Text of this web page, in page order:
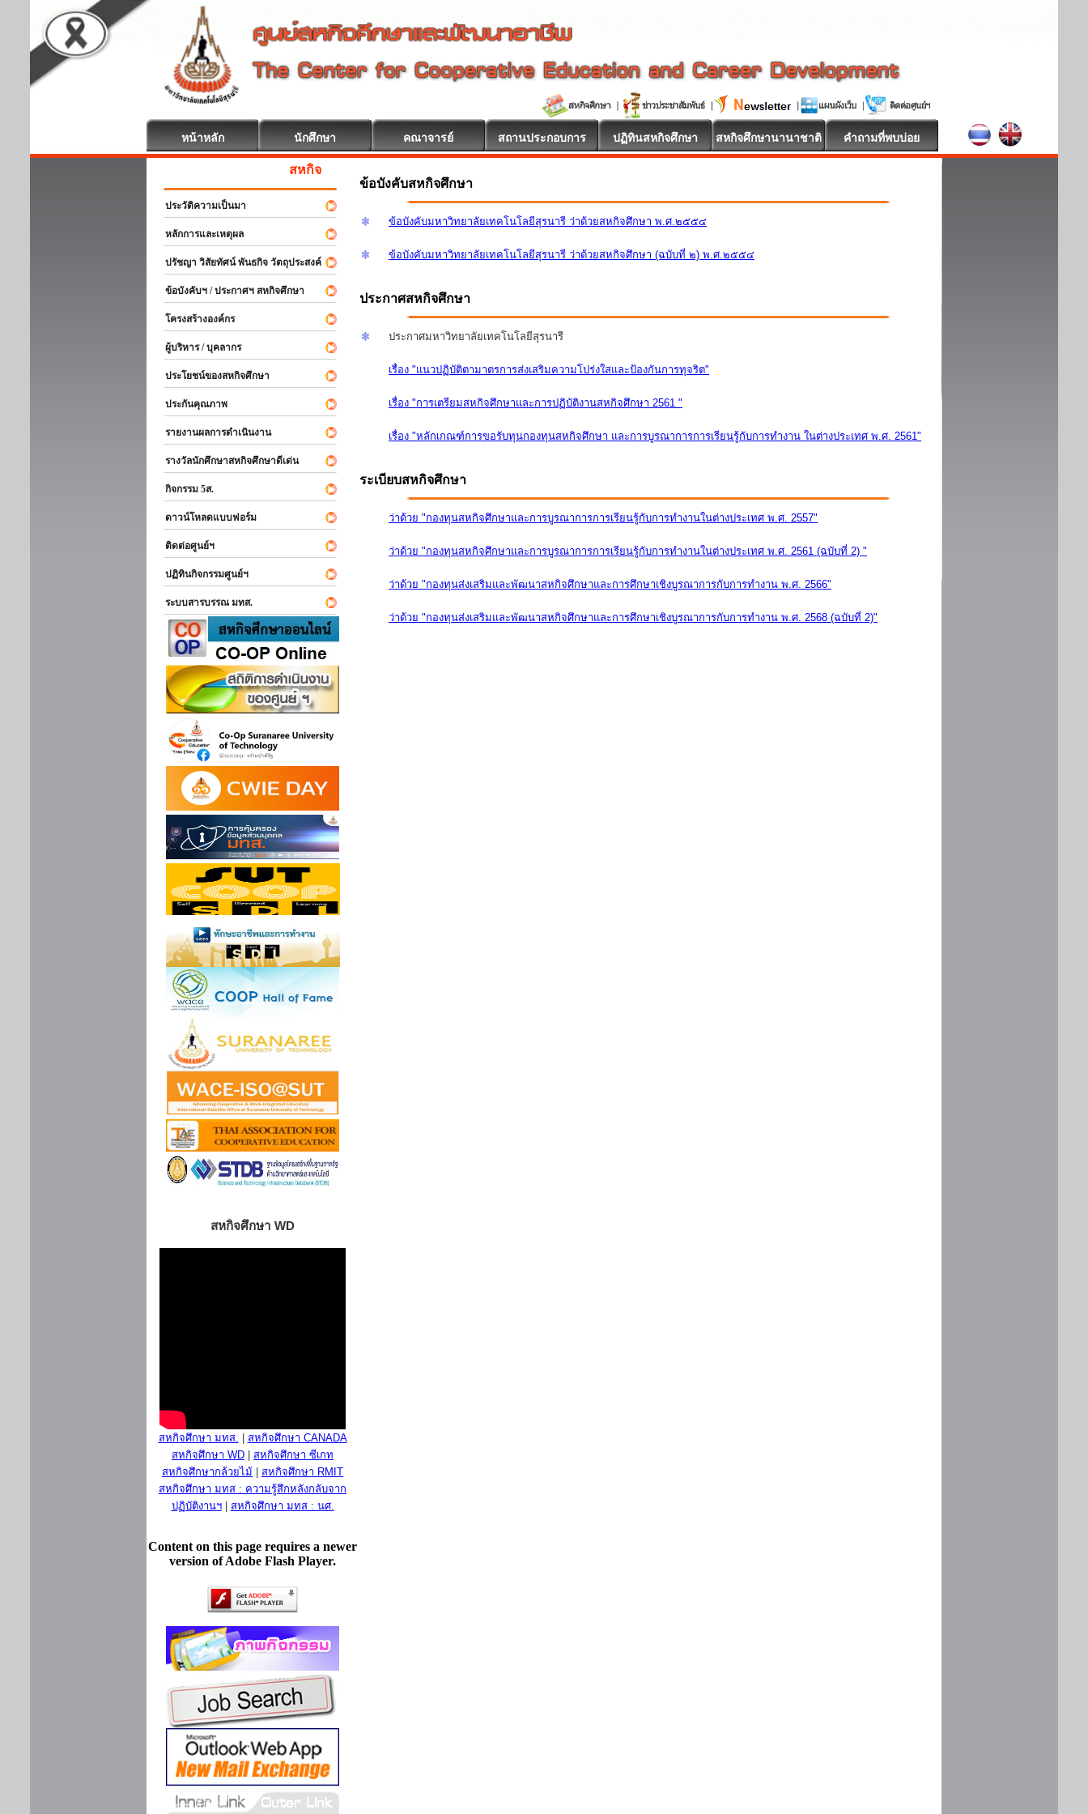
หน้าหลัก นักศึกษา คณาจารย์ สถานประกอบการ ปฏิทินสหกิจศึกษา สหกิจศึกษานานาชาติ คำถามที่พบบ่อย
สหกิจศึกษา ยินดีต้อนรับ
ประวัติความเป็นมา
หลักการและเหตุผล
ปรัชญา วิสัยทัศน์ พันธกิจ วัตถุประสงค์
ข้อบังคับฯ / ประกาศฯ สหกิจศึกษา
โครงสร้างองค์กร
ผู้บริหาร / บุคลากร
ประโยชน์ของสหกิจศึกษา
ประกันคุณภาพ
รายงานผลการดำเนินงาน
รางวัลนักศึกษาสหกิจศึกษาดีเด่น
กิจกรรม 5ส.
ดาวน์โหลดแบบฟอร์ม
ติดต่อศูนย์ฯ
ปฏิทินกิจกรรมศูนย์ฯ
ระบบสารบรรณ มทส.
สหกิจศึกษา WD
สหกิจศึกษา มทส.
สหกิจศึกษา CANADA
สหกิจศึกษา WD
สหกิจศึกษา ซีเกท
สหกิจศึกษากล้วยไม้
สหกิจศึกษา RMIT
สหกิจศึกษา มทส : ความรู้สึกหลังกลับจาก
ปฏิบัติงานฯ| สหกิจศึกษา มทส : นศ.
Content on this page requires a newer
version of Adobe Flash Player.
ข้อบังคับสหกิจศึกษา
ข้อบังคับมหาวิทยาลัยเทคโนโลยีสุรนารี ว่าด้วยสหกิจศึกษา พ.ศ.๒๕๕๔
ข้อบังคับมหาวิทยาลัยเทคโนโลยีสุรนารี ว่าด้วยสหกิจศึกษา (ฉบับที่ ๒) พ.ศ.๒๕๕๔
ประกาศสหกิจศึกษา
ประกาศมหาวิทยาลัยเทคโนโลยีสุรนารี
เรื่อง "แนวปฏิบัติตามาตรการส่งเสริมความโปร่งใสและป้องกันการทุจริต"
เรื่อง "การเตรียมสหกิจศึกษาและการปฏิบัติงานสหกิจศึกษา 2561 "
เรื่อง "หลักเกณฑ์การขอรับทุนกองทุนสหกิจศึกษา และการบูรณาการการเรียนรู้กับการทำงาน ในต่างประเทศ พ.ศ. 2561"
ระเบียบสหกิจศึกษา
ว่าด้วย "กองทุนสหกิจศึกษาและการบูรณาการการเรียนรู้กับการทำงานในต่างประเทศ พ.ศ. 2557"
ว่าด้วย "กองทุนสหกิจศึกษาและการบูรณาการการเรียนรู้กับการทำงานในต่างประเทศ พ.ศ. 2561 (ฉบับที่ 2) "
ว่าด้วย "กองทุนส่งเสริมและพัฒนาสหกิจศึกษาและการศึกษาเชิงบูรณาการกับการทำงาน พ.ศ. 2566"
ว่าด้วย "กองทุนส่งเสริมและพัฒนาสหกิจศึกษาและการศึกษาเชิงบูรณาการกับการทำงาน พ.ศ. 2568 (ฉบับที่ 2)"